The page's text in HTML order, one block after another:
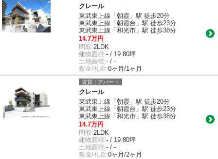
クレール
東武東上線「朝霞」駅 徒歩20分
東武東上線「朝霞台」駅 徒歩23分
東武東上線「和光市」駅 徒歩38分
14.7万円
間取:2LDK
建物面積:- / 19.80坪
土地面積:- / -
敷金/礼金:0ヶ月/1ヶ月
賃貸｜アパート
クレール
東武東上線「朝霞」駅 徒歩20分
東武東上線「朝霞台」駅 徒歩23分
東武東上線「和光市」駅 徒歩38分
14.7万円
間取:2LDK
建物面積:- / 19.80坪
土地面積:- / -
敷金/礼金:0ヶ月/2ヶ月